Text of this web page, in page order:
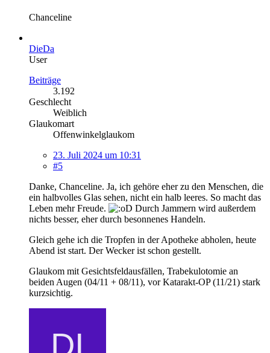
Chanceline
DieDa
User
Beiträge
3.192
Geschlecht
Weiblich
Glaukomart
Offenwinkelglaukom
23. Juli 2024 um 10:31
#5
Danke, Chanceline. Ja, ich gehöre eher zu den Menschen, die
ein halbvolles Glas sehen, nicht ein halb leeres. So macht das
Leben mehr Freude.
Durch Jammern wird außerdem
nichts besser, eher durch besonnenes Handeln.
Gleich gehe ich die Tropfen in der Apotheke abholen, heute
Abend ist start. Der Wecker ist schon gestellt.
Glaukom mit Gesichtsfeldausfällen, Trabekulotomie an
beiden Augen (04/11 + 08/11), vor Katarakt-OP (11/21) stark
kurzsichtig.